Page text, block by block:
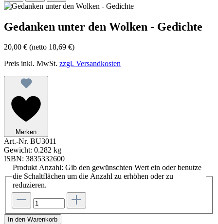
Gedanken unter den Wolken - Gedichte
20,00 € (netto 18,69 €)
Preis inkl. MwSt. zzgl. Versandkosten
Merken
Art.-Nr. BU3011
Gewicht: 0.282 kg
ISBN: 3835332600
Produkt Anzahl: Gib den gewünschten Wert ein oder benutze
die Schaltflächen um die Anzahl zu erhöhen oder zu
reduzieren.
In den Warenkorb